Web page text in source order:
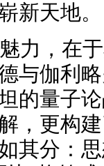
新天地。
力，在
与伽利
的量子
，更构
其分：